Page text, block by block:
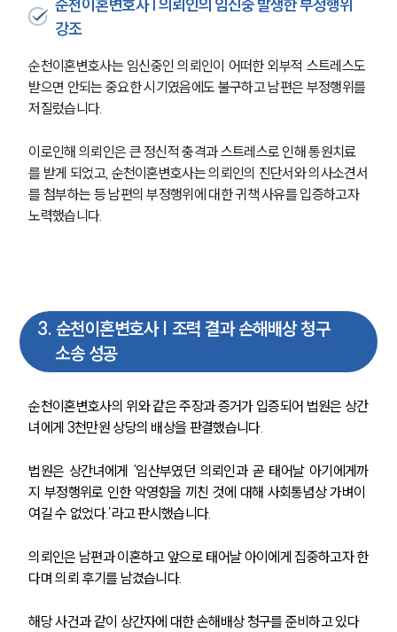
순천이혼변호사 | 의뢰인의 임신중 발생한 부정행위
강조
순천이혼변호사는 임신중인 의뢰인이 어떠한 외부적 스트레스도
받으면 안되는 중요한 시기였음에도 불구하고 남편은 부정행위를
저질렀습니다.
이로인해 의뢰인은 큰 정신적 충격과 스트레스로 인해 통원치료
를 받게 되었고, 순천이혼변호사는 의뢰인의 진단서와 의사소견서
를 첨부하는 등 남편의 부정행위에 대한 귀책 사유를 입증하고자
노력했습니다.
3. 순천이혼변호사 | 조력 결과 손해배상 청구
소송 성공
순천이혼변호사의 위와 같은 주장과 증거가 입증되어 법원은 상간
녀에게 3천만원 상당의 배상을 판결했습니다.
법원은 상간녀에게 ‘임산부였던 의뢰인과 곧 태어날 아기에게까
지 부정행위로 인한 악영향을 끼친 것에 대해 사회통념상 가벼이
여길 수 없었다.’라고 판시했습니다.
의뢰인은 남편과 이혼하고 앞으로 태어날 아이에게 집중하고자 한
다며 의뢰 후기를 남겼습니다.
해당 사건과 같이 상간자에 대한 손해배상 청구를 준비하고 있다